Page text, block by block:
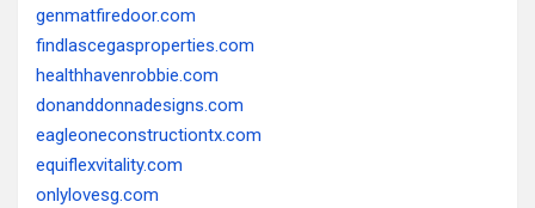
genmatfiredoor.com
findlascegasproperties.com
healthhavenrobbie.com
donanddonnadesigns.com
eagleoneconstructiontx.com
equiflexvitality.com
onlylovesg.com